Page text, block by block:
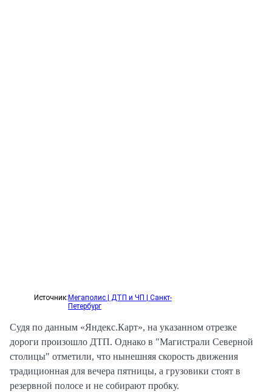
Источник: Мегаполис | ДТП и ЧП | Санкт-
Петербург
Судя по данным «Яндекс.Карт», на указанном отрезке
дороги произошло ДТП. Однако в "Магистрали Северной
столицы" отметили, что нынешняя скорость движения
традиционная для вечера пятницы, а грузовики стоят в
резервной полосе и не собирают пробку.